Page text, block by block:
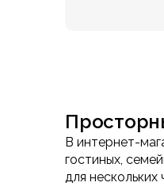
В интернет-
гостиных,
для